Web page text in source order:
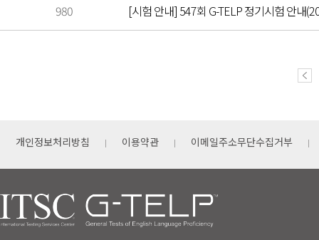
980 [시험 안내] 547회 G-TELP 정기시험 안내
개인정보처리방침 이용약관 이메일주소무단수집거부